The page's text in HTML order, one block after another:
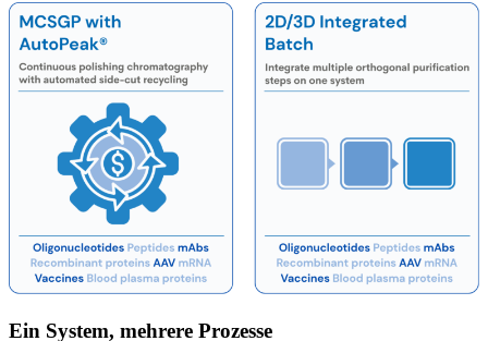
Ein System, mehrere Prozesse